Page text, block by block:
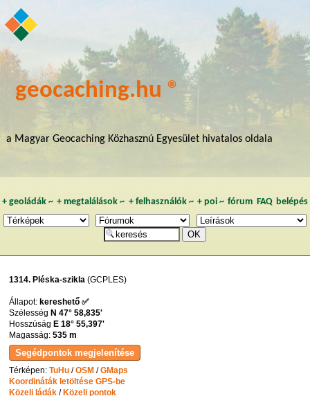
geocaching.hu ®
a Magyar Geocaching Közhasznú Egyesület hivatalos oldala
+ geoládák~ +megtalálások ~ + felhasználók~ + poi~ fórum FAQ belépés
1314. Pléska-szikla (GCPLES)
Állapot:kereshető ✅
SzélességN 47° 58,835'
HosszúságE 18° 55,397'
Magasság:535 m
Térképen:TuHu /OSM /GMaps
Koordináták letöltése GPS-be
Közeli ládák /Közeli pontok